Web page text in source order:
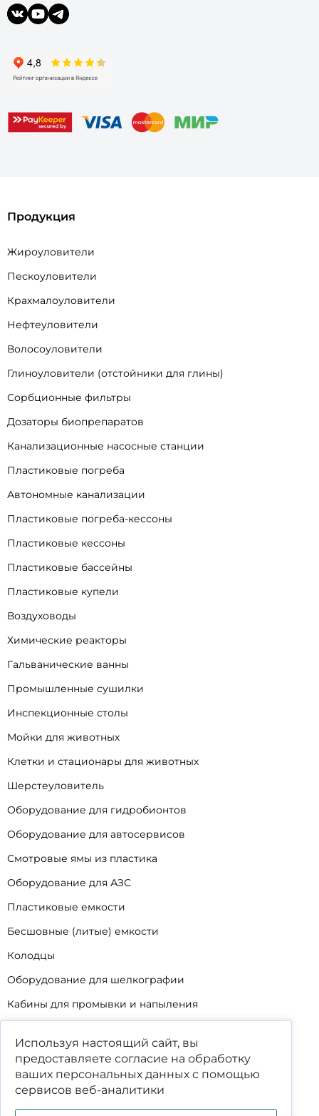
Продукция
Жироуловители
Пескоуловители
Крахмалоуловители
Нефтеуловители
Волосоуловители
Глиноуловители (отстойники для глины)
Сорбционные фильтры
Дозаторы биопрепаратов
Канализационные насосные станции
Пластиковые погреба
Автономные канализации
Пластиковые погреба-кессоны
Пластиковые кессоны
Пластиковые бассейны
Пластиковые купели
Воздуховоды
Химические реакторы
Гальванические ванны
Промышленные сушилки
Инспекционные столы
Мойки для животных
Клетки и стационары для животных
Шерстеуловитель
Оборудование для гидробионтов
Оборудование для автосервисов
Смотровые ямы из пластика
Оборудование для АЗС
Пластиковые емкости
Бесшовные (литые) емкости
Колодцы
Оборудование для шелкографии
Кабины для промывки и напыления
Биопрепараты
Сигнализатор уровня
Используя настоящий сайт, вы
предоставляете согласие на обработку
ваших персональных данных с помощью
сервисов веб-аналитики